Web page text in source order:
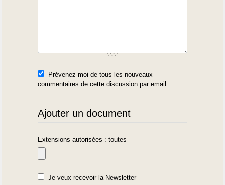
Prévenez-moi de tous les nouveaux
commentaires de cette discussion par email
Ajouter un document
Extensions autorisées : toutes
Je veux recevoir la Newsletter